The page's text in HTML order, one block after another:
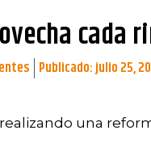
cada
Publicado:julio 25,